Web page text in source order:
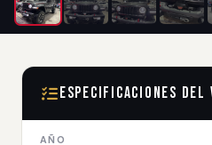
Especificaciones del
AÑO